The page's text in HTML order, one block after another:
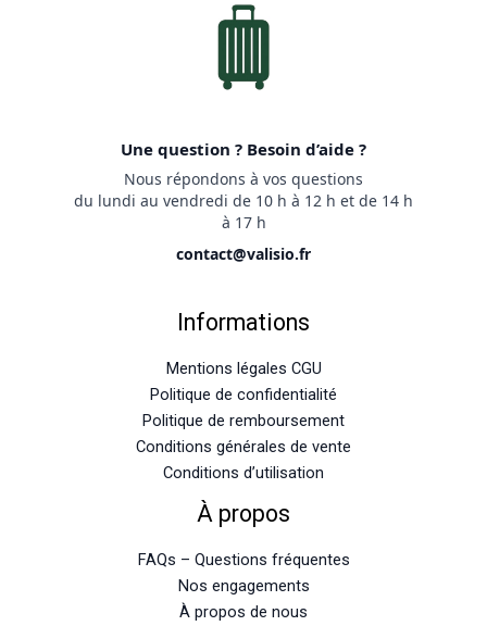
Une question ? Besoin d’aide ?
Nous répondons à vos questions
du lundi au vendredi de 10 h à 12 h et de 14 h
à 17 h
contact@valisio.fr
Informations
Mentions légales CGU
Politique de confidentialité
Politique de remboursement
Conditions générales de vente
Conditions d’utilisation
À propos
FAQs – Questions fréquentes
Nos engagements
À propos de nous